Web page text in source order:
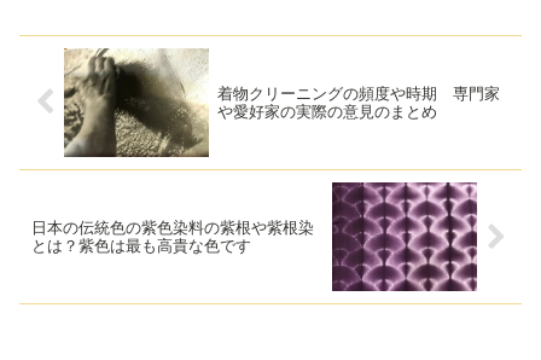
着物クリーニングの頻度や時期 専門家
や愛好家の実際の意見のまとめ
日本の伝統色の紫色染料の紫根や紫根染
とは？紫色は最も高貴な色です